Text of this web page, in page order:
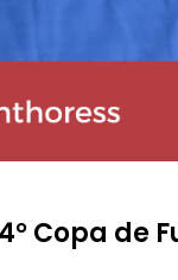
Copa de